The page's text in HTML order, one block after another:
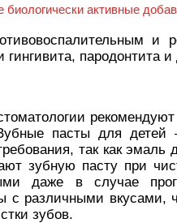
активные
и
пародонтита
пасты для детей
так как
зубную пасту при
даже в случае
с различными вкусами,
зубов.